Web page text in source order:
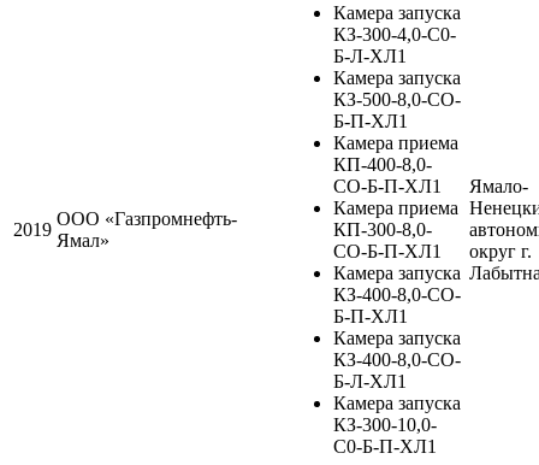
2019
ООО «Газпромнефть-
Ямал»
Камера запуска
КЗ-300-4,0-С0-
Б-Л-ХЛ1
Камера запуска
КЗ-500-8,0-СО-
Б-П-ХЛ1
Камера приема
КП-400-8,0-
СО-Б-П-ХЛ1
Камера приема
КП-300-8,0-
СО-Б-П-ХЛ1
Камера запуска
КЗ-400-8,0-СО-
Б-П-ХЛ1
Камера запуска
КЗ-400-8,0-СО-
Б-Л-ХЛ1
Камера запуска
КЗ-300-10,0-
С0-Б-П-ХЛ1
Ямало-
округ г.